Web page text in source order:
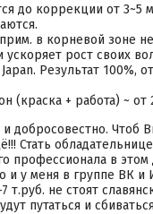
до коррекции от 3~5
в корневой зоне
рост своих
Результат 100%,
+ работа) ~ от
Чтоб
Стать
профессионала в
меня в группе ВК и
не стоят
путаться и